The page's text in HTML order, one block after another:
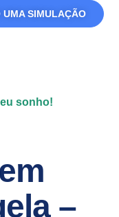
UMA SIMULAÇÃO
sonho!
–